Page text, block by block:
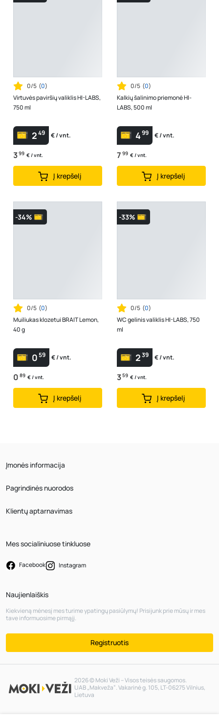
0/5 (0)
Virtuvės paviršių valiklis HI-LABS,
750 ml
249 € / vnt.
399 € / vnt.
Į krepšelį
0/5 (0)
Kalkių šalinimo priemonė HI-
LABS, 500 ml
499 € / vnt.
7 99 € / vnt.
Į krepšelį
-34%
0/5 (0)
Muiliukas klozetui BRAIT Lemon,
40 g
059 € / vnt.
0 89 € / vnt.
Į krepšelį
-33%
0/5 (0)
WC gelinis valiklis HI-LABS, 750
ml
239 € / vnt.
359 € / vnt.
Į krepšelį
Įmonės informacija
Pagrindinės nuorodos
Klientų aptarnavimas
Mes socialiniuose tinkluose
Facebook Instagram
Naujienlaiškis
Kiekvieną mėnesį mes turime ypatingų pasiūlymų! Prisijunk prie mūsų ir mes
tave informuosime pirmąjį.
Registruotis
2026 © Moki Veži – Visos teisės saugomos.
UAB „Makveža“. Vakarinė g. 105, LT-06275 Vilnius,
Lietuva